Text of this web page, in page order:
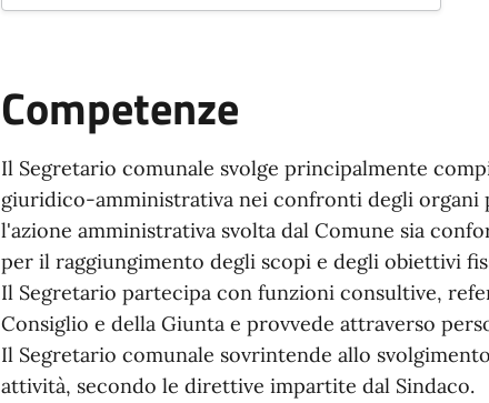
Competenze
Il Segretario comunale svolge principalmente
giuridico-amministrativa nei confronti degli
l'azione amministrativa svolta dal Comune sia
per il raggiungimento degli scopi e degli obiettivi
Il Segretario partecipa con funzioni consultive,
Consiglio e della Giunta e provvede attraverso
Il Segretario comunale sovrintende allo
attività, secondo le direttive impartite dal Sindaco.